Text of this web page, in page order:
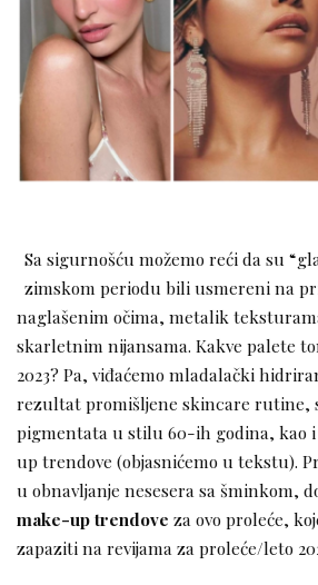
Sa sigurnošću možemo reći da su
zimskom periodu bili usmereni na
naglašenim očima, metalik
skarletnim nijansama. Kakve palete
2023? Pa, viđaćemo mladalački
rezultat promišljene skincare rutine,
pigmentata u stilu 60-ih godina, kao i
up trendove (objasnićemo u tekstu).
u obnavljanje nesesera sa šminkom,
make-up trendove za ovo proleće,
zapaziti na revijama za proleće/leto